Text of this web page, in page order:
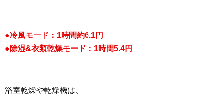
●冷風モード：1時間約6.1円
●除湿&衣類乾燥モード：1時間5.4円
浴室乾燥や乾燥機は、